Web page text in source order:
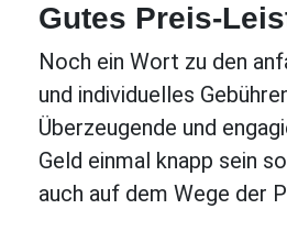
Gutes Preis-
Noch ein Wort zu den
und individuelles
Überzeugende und
Geld einmal knapp sein
auch auf dem Wege der